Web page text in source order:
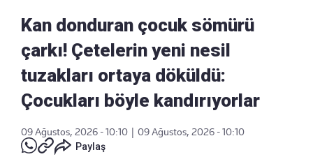
Kan donduran çocuk sömürü
çarkı! Çetelerin yeni nesil
tuzakları ortaya döküldü:
Çocukları böyle kandırıyorlar
09 Ağustos, 2026 - 10:10
09 Ağustos, 2026 - 10:10
Paylaş